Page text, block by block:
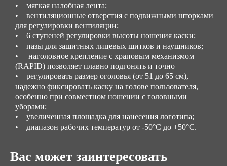
• мягкая налобная лента;
• вентиляционные отверстия с подвижными шторками
для регулировки вентиляции;
• 6 ступеней регулировки высоты ношения каски;
• пазы для защитных лицевых щитков и наушников;
• наголовное крепление с храповым механизмом
(RAPID) позволяет плавно подгонять и точно
• регулировать размер оголовья (от 51 до 65 см),
надежно фиксировать каску на голове пользователя,
особенно при совместном ношении с головными
уборами;
• увеличенная площадка для нанесения логотипа;
• диапазон рабочих температур от -50°С до +50°С.
Вас может заинтересовать